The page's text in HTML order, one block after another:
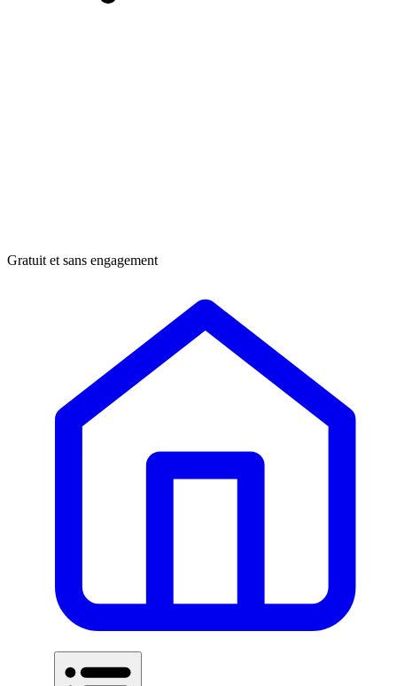
Gratuit et sans engagement